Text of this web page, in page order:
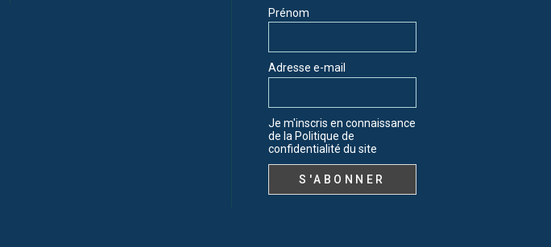
Prénom
Adresse e-mail
Je m'inscris en connaissance
de la Politique de
confidentialité du site